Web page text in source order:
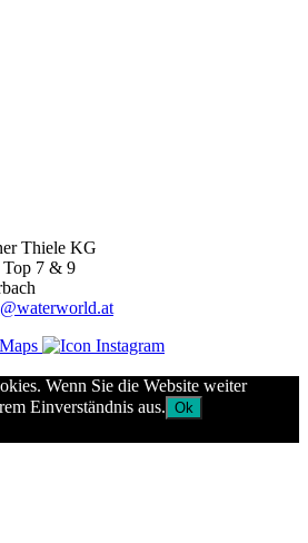
Thiele KG
Top 7 & 9
Wenn Sie die Website weiter
Einverständnis aus. Ok